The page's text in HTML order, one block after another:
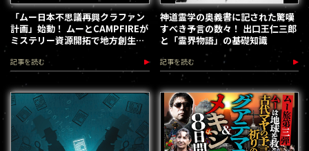
「ムー日本不思議再興クラファン
計画」始動！ ムーとCAMPFIREが
ミステリー資源開拓で地方創生を
加速します
記事を読む
神道霊学の奥義書に記された驚嘆
すべき予言の数々！ 出口王仁三郎
と「霊界物語」の基礎知識
記事を読む